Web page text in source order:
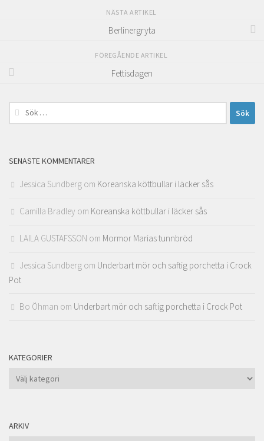
NÄSTA ARTIKEL
Berlinergryta
FÖREGÅENDE ARTIKEL
Fettisdagen
Sök
efter:
SENASTE KOMMENTARER
Jessica Sundberg om Koreanska köttbullar i läcker sås
Camilla Bradley om Koreanska köttbullar i läcker sås
LAILA GUSTAFSSON om Mormor Marias tunnbröd
Jessica Sundberg om Underbart mör och saftig porchetta i Crock
Pot
Bo Öhman om Underbart mör och saftig porchetta i Crock Pot
KATEGORIER
Kategorier
ARKIV